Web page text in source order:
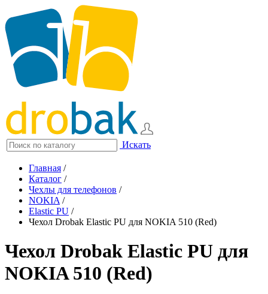
Искать
Главная /
Каталог /
Чехлы для телефонов /
NOKIA /
Elastic PU /
Чехол Drobak Elastic PU для NOKIA 510 (Red)
Чехол Drobak Elastic PU для
NOKIA 510 (Red)